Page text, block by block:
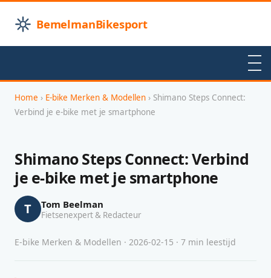
BemelmanBikesport
Home › E-bike Merken & Modellen › Shimano Steps Connect:
Verbind je e-bike met je smartphone
Shimano Steps Connect: Verbind
je e-bike met je smartphone
T Tom Beelman
Fietsenexpert & Redacteur
E-bike Merken & Modellen · 2026-02-15 · 7 min leestijd